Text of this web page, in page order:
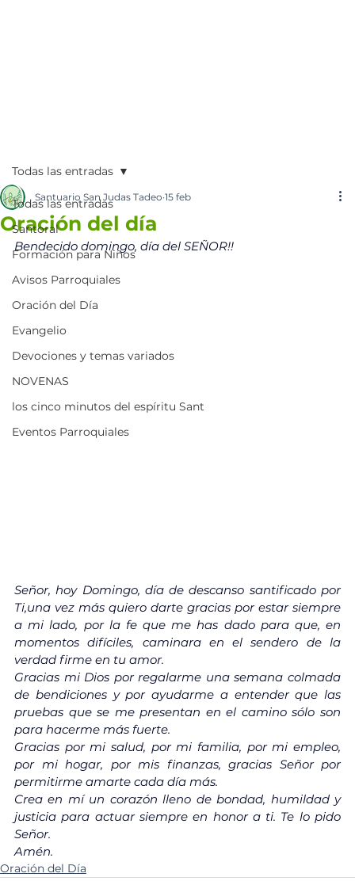
Todas las entradas
Santoral
Formación para Niños
Avisos Parroquiales
Oración del Día
Evangelio
Devociones y temas variados
NOVENAS
los cinco minutos del espíritu Sant
Eventos Parroquiales
Todas las entradas
Oración del día
Santuario San Judas Tadeo 15 feb
Bendecido domingo, día del SEÑOR!!
Señor, hoy Domingo, día de descanso santificado por
Ti,una vez más quiero darte gracias por estar siempre
a mi lado, por la fe que me has dado para que, en
momentos difíciles, caminara en el sendero de la
verdad firme en tu amor.
Gracias mi Dios por regalarme una semana colmada
de bendiciones y por ayudarme a entender que las
pruebas que se me presentan en el camino sólo son
para hacerme más fuerte.
Gracias por mi salud, por mi familia, por mi empleo,
por mi hogar, por mis finanzas, gracias Señor por
permitirme amarte cada día más.
Crea en mí un corazón lleno de bondad, humildad y
justicia para actuar siempre en honor a ti. Te lo pido
Señor.
Amén.
Oración del Día